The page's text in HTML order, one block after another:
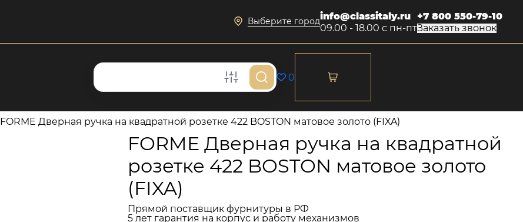
Выберите городinfo@classitaly.ru
09.00 - 18.00 с пн-пт
+7 800 550-79-10
Заказать звонок
0
FORME Дверная ручка на квадратной розетке 422 BOSTON матовое золото (FIXA)
FORME Дверная ручка на квадратной
розетке 422 BOSTON матовое золото
(FIXA)
Прямой поставщик фурнитуры в РФ
5 лет гарантия на корпус и работу механизмов